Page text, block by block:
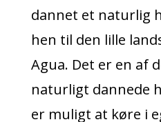
dannet et naturlig
hen til den lille
Agua. Det er en af
naturligt dannede
er muligt at køre i